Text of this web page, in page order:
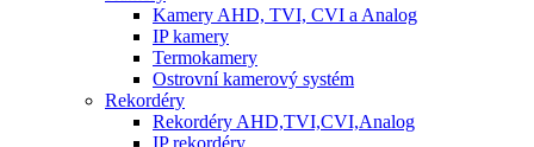
Kamery AHD, TVI, CVI a Analog
IP kamery
Termokamery
Ostrovní kamerový systém
Rekordéry
Rekordéry AHD,TVI,CVI,Analog